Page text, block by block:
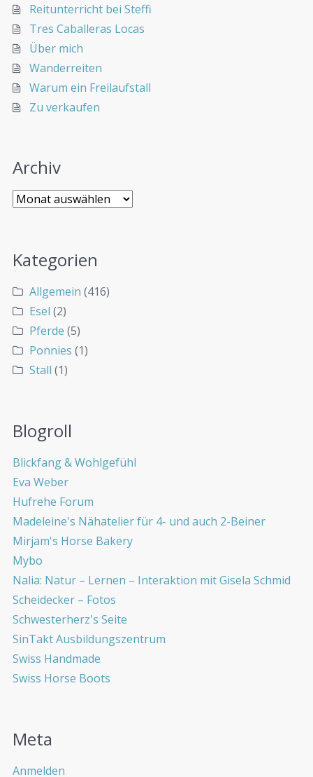
Reitunterricht bei Steffi
Tres Caballeras Locas
Über mich
Wanderreiten
Warum ein Freilaufstall
Zu verkaufen
Archiv
Kategorien
Allgemein (416)
Esel (2)
Pferde (5)
Ponnies (1)
Stall (1)
Blogroll
Blickfang & Wohlgefühl
Eva Weber
Hufrehe Forum
Madeleine's Nähatelier für 4- und auch 2-Beiner
Mirjam's Horse Bakery
Mybo
Nalia: Natur – Lernen – Interaktion mit Gisela Schmid
Scheidecker – Fotos
Schwesterherz's Seite
SinTakt Ausbildungszentrum
Swiss Handmade
Swiss Horse Boots
Meta
Anmelden